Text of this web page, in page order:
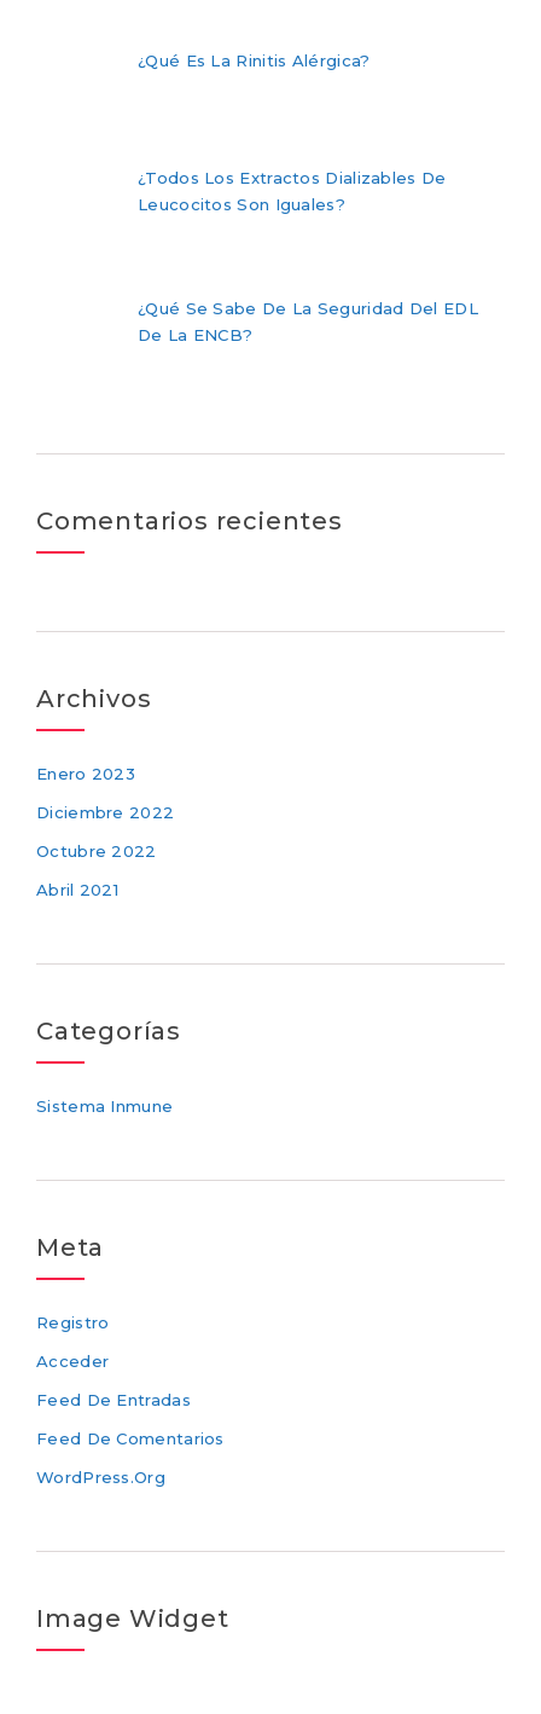
¿Qué Es La Rinitis Alérgica?
¿Todos Los Extractos Dializables De
Leucocitos Son Iguales?
¿Qué Se Sabe De La Seguridad Del EDL
De La ENCB?
Comentarios recientes
Archivos
Enero 2023
Diciembre 2022
Octubre 2022
Abril 2021
Categorías
Sistema Inmune
Meta
Registro
Acceder
Feed De Entradas
Feed De Comentarios
WordPress.org
Image Widget